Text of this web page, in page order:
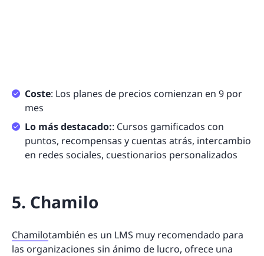
Coste: Los planes de precios comienzan en 9 por
mes
Lo más destacado:: Cursos gamificados con
puntos, recompensas y cuentas atrás, intercambio
en redes sociales, cuestionarios personalizados
5. Chamilo
Chamilotambién es un LMS muy recomendado para
las organizaciones sin ánimo de lucro, ofrece una